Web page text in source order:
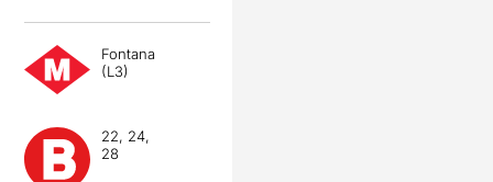
Fontana
(L3)
22, 24,
28